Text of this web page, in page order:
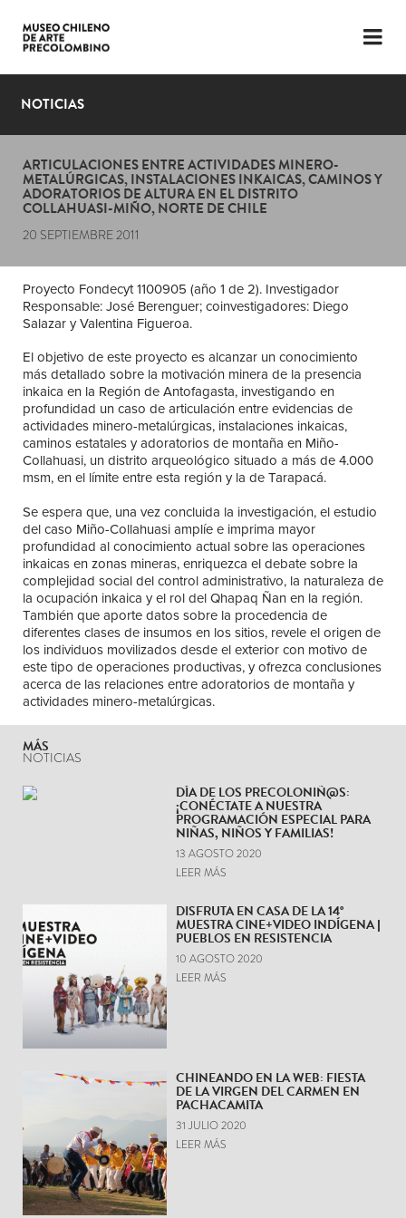
LENGUAJE
PLANIFICA TU VISITA
EXPOSICIONES
COLECCIÓN
NOTICIAS
ÚLTIMOS VIDEOS
NOTICIAS
ARTICULACIONES ENTRE ACTIVIDADES MINERO-
METALÚRGICAS, INSTALACIONES INKAICAS, CAMINOS Y
ADORATORIOS DE ALTURA EN EL DISTRITO
COLLAHUASI-MIÑO, NORTE DE CHILE
20 SEPTIEMBRE 2011
Proyecto Fondecyt 1100905 (año 1 de 2). Investigador
Responsable: José Berenguer; coinvestigadores: Diego
Salazar y Valentina Figueroa.
El objetivo de este proyecto es alcanzar un conocimiento
más detallado sobre la motivación minera de la presencia
inkaica en la Región de Antofagasta, investigando en
profundidad un caso de articulación entre evidencias de
actividades minero-metalúrgicas, instalaciones inkaicas,
caminos estatales y adoratorios de montaña en Miño-
Collahuasi, un distrito arqueológico situado a más de 4.000
msm, en el límite entre esta región y la de Tarapacá.
Se espera que, una vez concluida la investigación, el estudio
del caso Miño-Collahuasi amplíe e imprima mayor
profundidad al conocimiento actual sobre las operaciones
inkaicas en zonas mineras, enriquezca el debate sobre la
complejidad social del control administrativo, la naturaleza de
la ocupación inkaica y el rol del Qhapaq Ñan en la región.
También que aporte datos sobre la procedencia de
diferentes clases de insumos en los sitios, revele el origen de
los individuos movilizados desde el exterior con motivo de
este tipo de operaciones productivas, y ofrezca conclusiones
acerca de las relaciones entre adoratorios de montaña y
actividades minero-metalúrgicas.
MÁS
NOTICIAS
DÍA DE LOS PRECOLONIÑ@S:
¡CONÉCTATE A NUESTRA
PROGRAMACIÓN ESPECIAL PARA
NIÑAS, NIÑOS Y FAMILIAS!
13 AGOSTO 2020
LEER MÁS
DISFRUTA EN CASA DE LA 14°
MUESTRA CINE+VIDEO INDÍGENA |
PUEBLOS EN RESISTENCIA
10 AGOSTO 2020
LEER MÁS
CHINEANDO EN LA WEB: FIESTA
DE LA VIRGEN DEL CARMEN EN
PACHACAMITA
31 JULIO 2020
LEER MÁS